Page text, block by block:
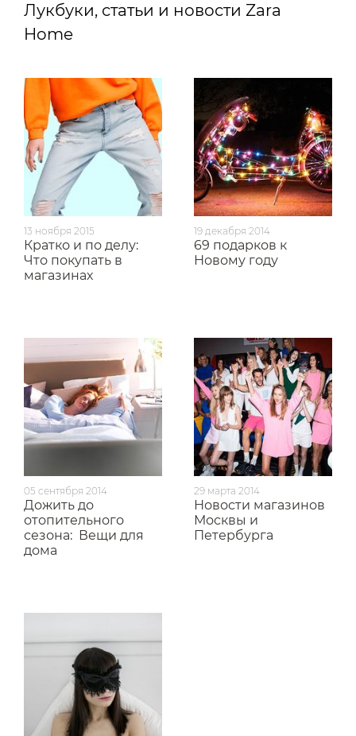
Лукбуки, статьи и новости Zara
Home
13 ноября 2015
Кратко и по делу:
Что покупать в
магазинах
19 декабря 2014
69 подарков к
Новому году
05 сентября 2014
Дожить до
отопительного
сезона: Вещи для
дома
29 марта 2014
Новости магазинов
Москвы и
Петербурга